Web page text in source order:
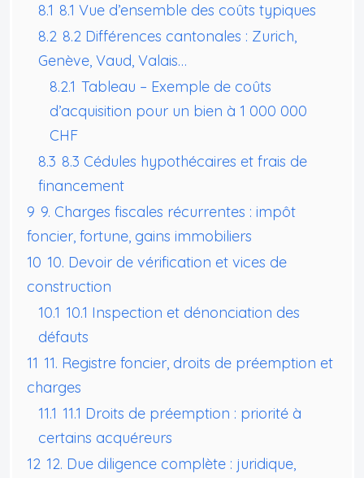
8.1 8.1 Vue d’ensemble des coûts typiques
8.2 8.2 Différences cantonales : Zurich,
Genève, Vaud, Valais…
8.2.1 Tableau – Exemple de coûts
d’acquisition pour un bien à 1 000 000
CHF
8.3 8.3 Cédules hypothécaires et frais de
financement
9 9. Charges fiscales récurrentes : impôt
foncier, fortune, gains immobiliers
10 10. Devoir de vérification et vices de
construction
10.1 10.1 Inspection et dénonciation des
défauts
11 11. Registre foncier, droits de préemption et
charges
11.1 11.1 Droits de préemption : priorité à
certains acquéreurs
12 12. Due diligence complète : juridique,